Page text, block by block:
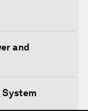
and